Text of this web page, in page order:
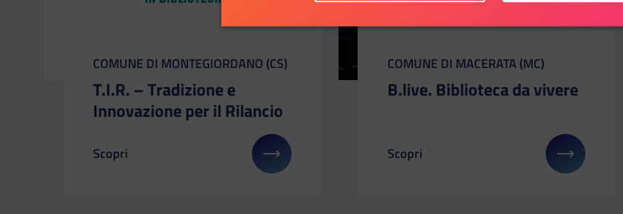
COMUNE DI MONTEGIORDANO (CS)
T.I.R. – Tradizione e
Innovazione per il Rilancio
Il link ti porterà ad avere maggiori dettagli su: T.I.R. – Tradizione e Innovazione per il Rilancio
Scopri
COMUNE DI MACERATA (MC)
B.live. Biblioteca da vivere
Il link ti porterà ad avere maggiori dettagli
Scopri